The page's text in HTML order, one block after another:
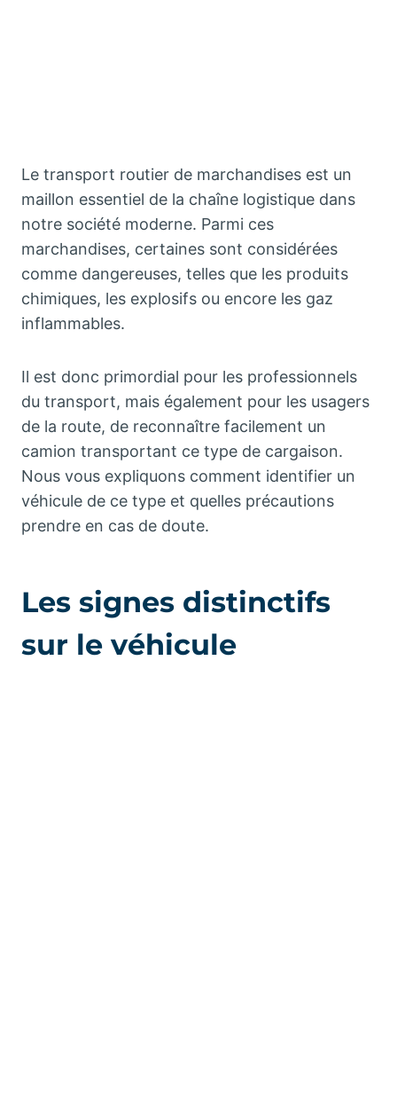
Le transport routier de marchandises est un
maillon essentiel de la chaîne logistique dans
notre société moderne. Parmi ces
marchandises, certaines sont considérées
comme dangereuses, telles que les produits
chimiques, les explosifs ou encore les gaz
inflammables.
Il est donc primordial pour les professionnels
du transport, mais également pour les usagers
de la route, de reconnaître facilement un
camion transportant ce type de cargaison.
Nous vous expliquons comment identifier un
véhicule de ce type et quelles précautions
prendre en cas de doute.
Les signes distinctifs
sur le véhicule